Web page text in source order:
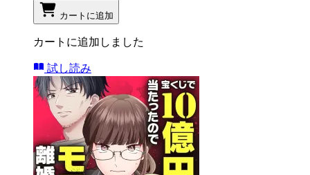
カートに追加
カートに追加しました
試し読み